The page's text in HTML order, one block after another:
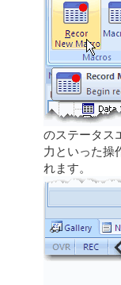
のステータス
力といった操
れます。